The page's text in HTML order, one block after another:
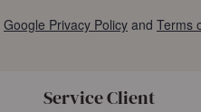
Google Privacy Policy and Terms
Service Client